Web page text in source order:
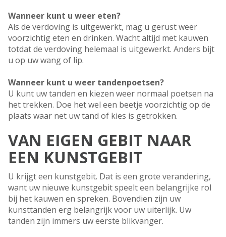
Wanneer kunt u weer eten?
Als de verdoving is uitgewerkt, mag u gerust weer
voorzichtig eten en drinken. Wacht altijd met kauwen
totdat de verdoving helemaal is uitgewerkt. Anders bijt
u op uw wang of lip.
Wanneer kunt u weer tandenpoetsen?
U kunt uw tanden en kiezen weer normaal poetsen na
het trekken. Doe het wel een beetje voorzichtig op de
plaats waar net uw tand of kies is getrokken.
VAN EIGEN GEBIT NAAR
EEN KUNSTGEBIT
U krijgt een kunstgebit. Dat is een grote verandering,
want uw nieuwe kunstgebit speelt een belangrijke rol
bij het kauwen en spreken. Bovendien zijn uw
kunsttanden erg belangrijk voor uw uiterlijk. Uw
tanden zijn immers uw eerste blikvanger.